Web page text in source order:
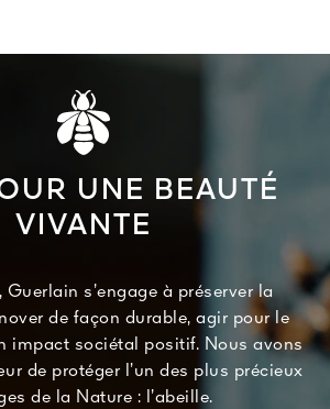
UNE BEAUTÉ
VIVANTE
Guerlain s’engage à préserver la
de façon durable, agir pour le
impact sociétal positif. Nous avons
de protéger l’un des plus précieux
de la Nature : l’abeille.